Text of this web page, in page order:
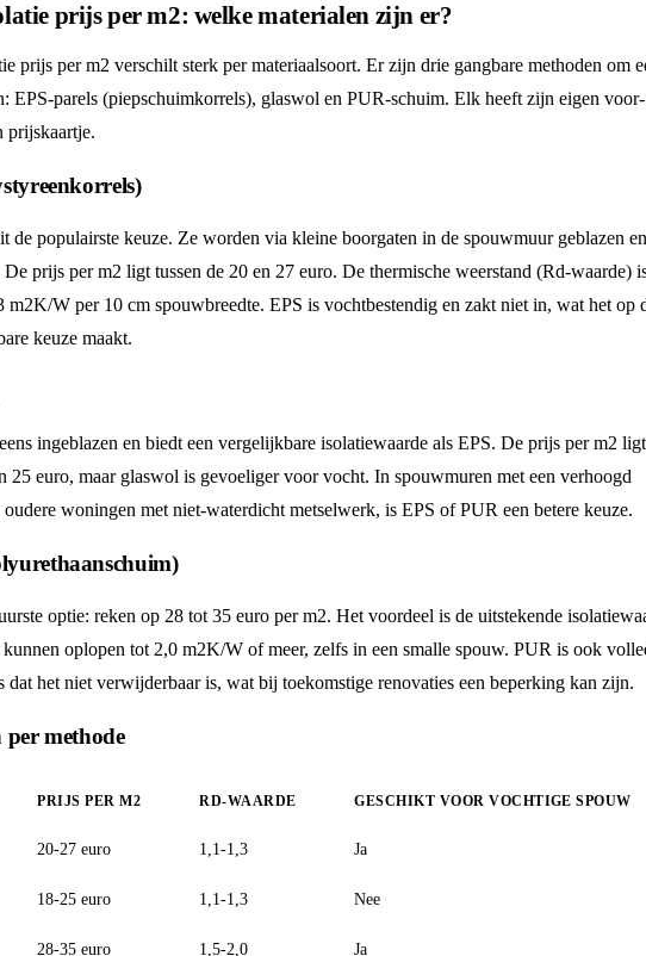
prijs per m2: welke materialen zijn er?
prijs per m2 verschilt sterk per materiaalsoort. Er zijn drie gangbare methoden om
EPS-parels (piepschuimkorrels), glaswol en PUR-schuim. Elk heeft zijn eigen voor-
prijskaartje.
de populairste keuze. Ze worden via kleine boorgaten in de spouwmuur geblazen
prijs per m2 ligt tussen de 20 en 27 euro. De thermische weerstand (Rd-waarde)
m2K/W per 10 cm spouwbreedte. EPS is vochtbestendig en zakt niet in, wat het op
keuze maakt.
ingeblazen en biedt een vergelijkbare isolatiewaarde als EPS. De prijs per m2
25 euro, maar glaswol is gevoeliger voor vocht. In spouwmuren met een verhoogd
woningen met niet-waterdicht metselwerk, is EPS of PUR een betere keuze.
optie: reken op 28 tot 35 euro per m2. Het voordeel is de uitstekende
oplopen tot 2,0 m2K/W of meer, zelfs in een smalle spouw. PUR is ook
dat het niet verwijderbaar is, wat bij toekomstige renovaties een beperking kan zijn.
per methode
PRIJS PER M2 RD-WAARDE GESCHIKT VOOR VOCHTIGE SPOUW
20-27 euro 1,1-1,3 Ja
18-25 euro 1,1-1,3 Nee
28-35 euro 1,5-2,0 Ja